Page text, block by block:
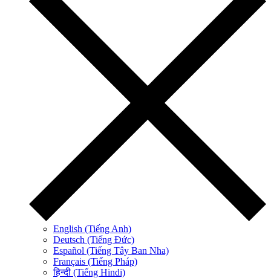
English (Tiếng Anh)
Deutsch (Tiếng Đức)
Español (Tiếng Tây Ban Nha)
Français (Tiếng Pháp)
हिन्दी (Tiếng Hindi)